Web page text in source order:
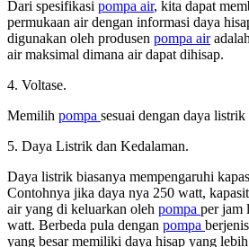
Dari spesifikasi pompa air, kita dapat
permukaan air dengan informasi daya
digunakan oleh produsen pompa air
air maksimal dimana air dapat dihisap.
4. Voltase.
Memilih pompa sesuai dengan daya
5. Daya Listrik dan Kedalaman.
Daya listrik biasanya mempengaruhi
Contohnya jika daya nya 250 watt,
air yang di keluarkan oleh pompa per jam
watt. Berbeda pula dengan pompa
yang besar memiliki daya hisap yang